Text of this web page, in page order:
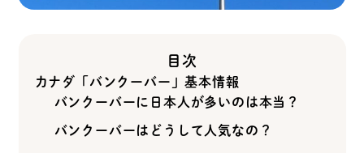
目次
カナダ「バンクーバー」基本情報
バンクーバーに日本人が多いのは本当？
バンクーバーはどうして人気なの？